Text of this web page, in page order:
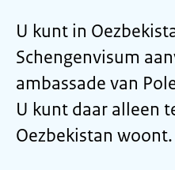
U kunt in
Schengenvisum
ambassade van
U kunt daar alleen
Oezbekistan woont.